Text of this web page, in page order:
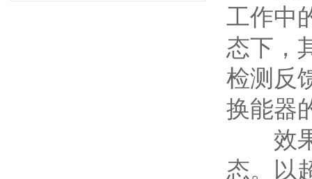
工作中
态下，
检测反
换能器
效果
态。以